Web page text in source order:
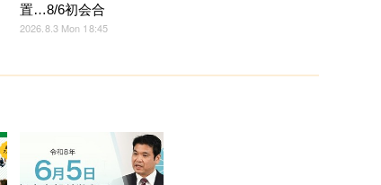
置…8/6初会合
2026.8.3 Mon 18:45